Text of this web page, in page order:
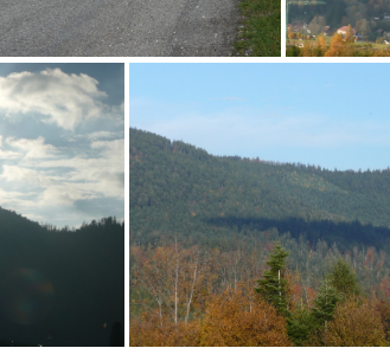
Le Donon plein de gravillon-1543564878730